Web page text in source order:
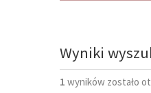
Wyniki
1 wyników zostało